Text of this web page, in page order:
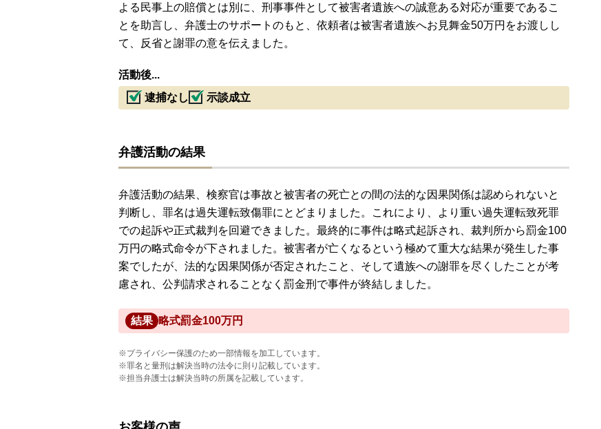
よる民事上の賠償とは別に、刑事事件として被害者遺族への誠意ある対応が重要であるこ
とを助言し、弁護士のサポートのもと、依頼者は被害者遺族へお見舞金50万円をお渡しし
て、反省と謝罪の意を伝えました。
活動後...
逮捕なし
示談成立
弁護活動の結果
弁護活動の結果、検察官は事故と被害者の死亡との間の法的な因果関係は認められないと
判断し、罪名は過失運転致傷罪にとどまりました。これにより、より重い過失運転致死罪
での起訴や正式裁判を回避できました。最終的に事件は略式起訴され、裁判所から罰金100
万円の略式命令が下されました。被害者が亡くなるという極めて重大な結果が発生した事
案でしたが、法的な因果関係が否定されたこと、そして遺族への謝罪を尽くしたことが考
慮され、公判請求されることなく罰金刑で事件が終結しました。
結果 略式罰金100万円
※プライバシー保護のため一部情報を加工しています。
※罪名と量刑は解決当時の法令に則り記載しています。
※担当弁護士は解決当時の所属を記載しています。